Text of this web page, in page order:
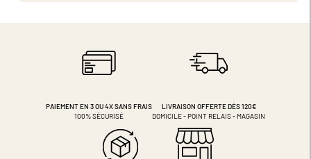
PAIEMENT EN 3 OU 4XSANS FRAIS
100% SÉCURISÉ
LIVRAISON OFFERTE DÈS 120€
DOMICILE - POINT RELAIS - MAGASIN